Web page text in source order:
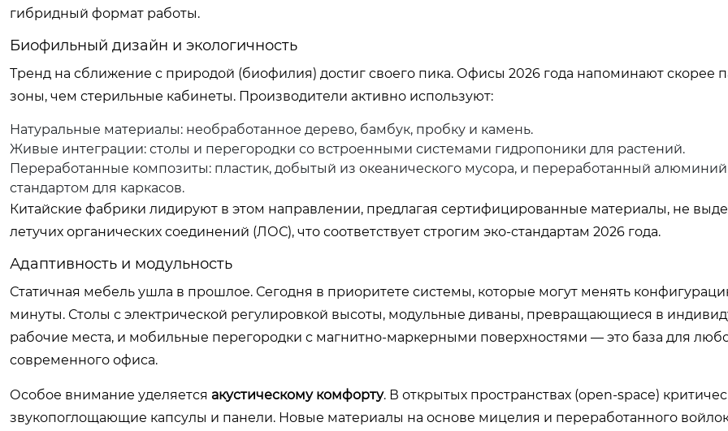
гибридный формат работы.
Биофильный дизайн и экологичность
Тренд на сближение с природой (биофилия) достиг своего пика. Офисы 2026 года напоминают скорее
зоны, чем стерильные кабинеты. Производители активно используют:
Натуральные материалы: необработанное дерево, бамбук, пробку и камень.
Живые интеграции: столы и перегородки со встроенными системами гидропоники для растений.
Переработанные композиты: пластик, добытый из океанического мусора, и переработанный алюминий
стандартом для каркасов.
Китайские фабрики лидируют в этом направлении, предлагая сертифицированные материалы, не
летучих органических соединений (ЛОС), что соответствует строгим эко-стандартам 2026 года.
Адаптивность и модульность
Статичная мебель ушла в прошлое. Сегодня в приоритете системы, которые могут менять
минуты. Столы с электрической регулировкой высоты, модульные диваны, превращающиеся в
рабочие места, и мобильные перегородки с магнитно-маркерными поверхностями — это база для
современного офиса.
Особое внимание уделяется акустическому комфорту. В открытых пространствах (open-space)
звукопоглощающие капсулы и панели. Новые материалы на основе мицелия и переработанного